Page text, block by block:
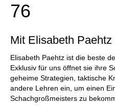
76
Mit Elisabeth
Elisabeth Paehtz ist die beste
Exklusiv für uns öffnet sie ihre
geheime Strategien, taktische
andere Lehren ein, um einen
Schachgroßmeisters zu